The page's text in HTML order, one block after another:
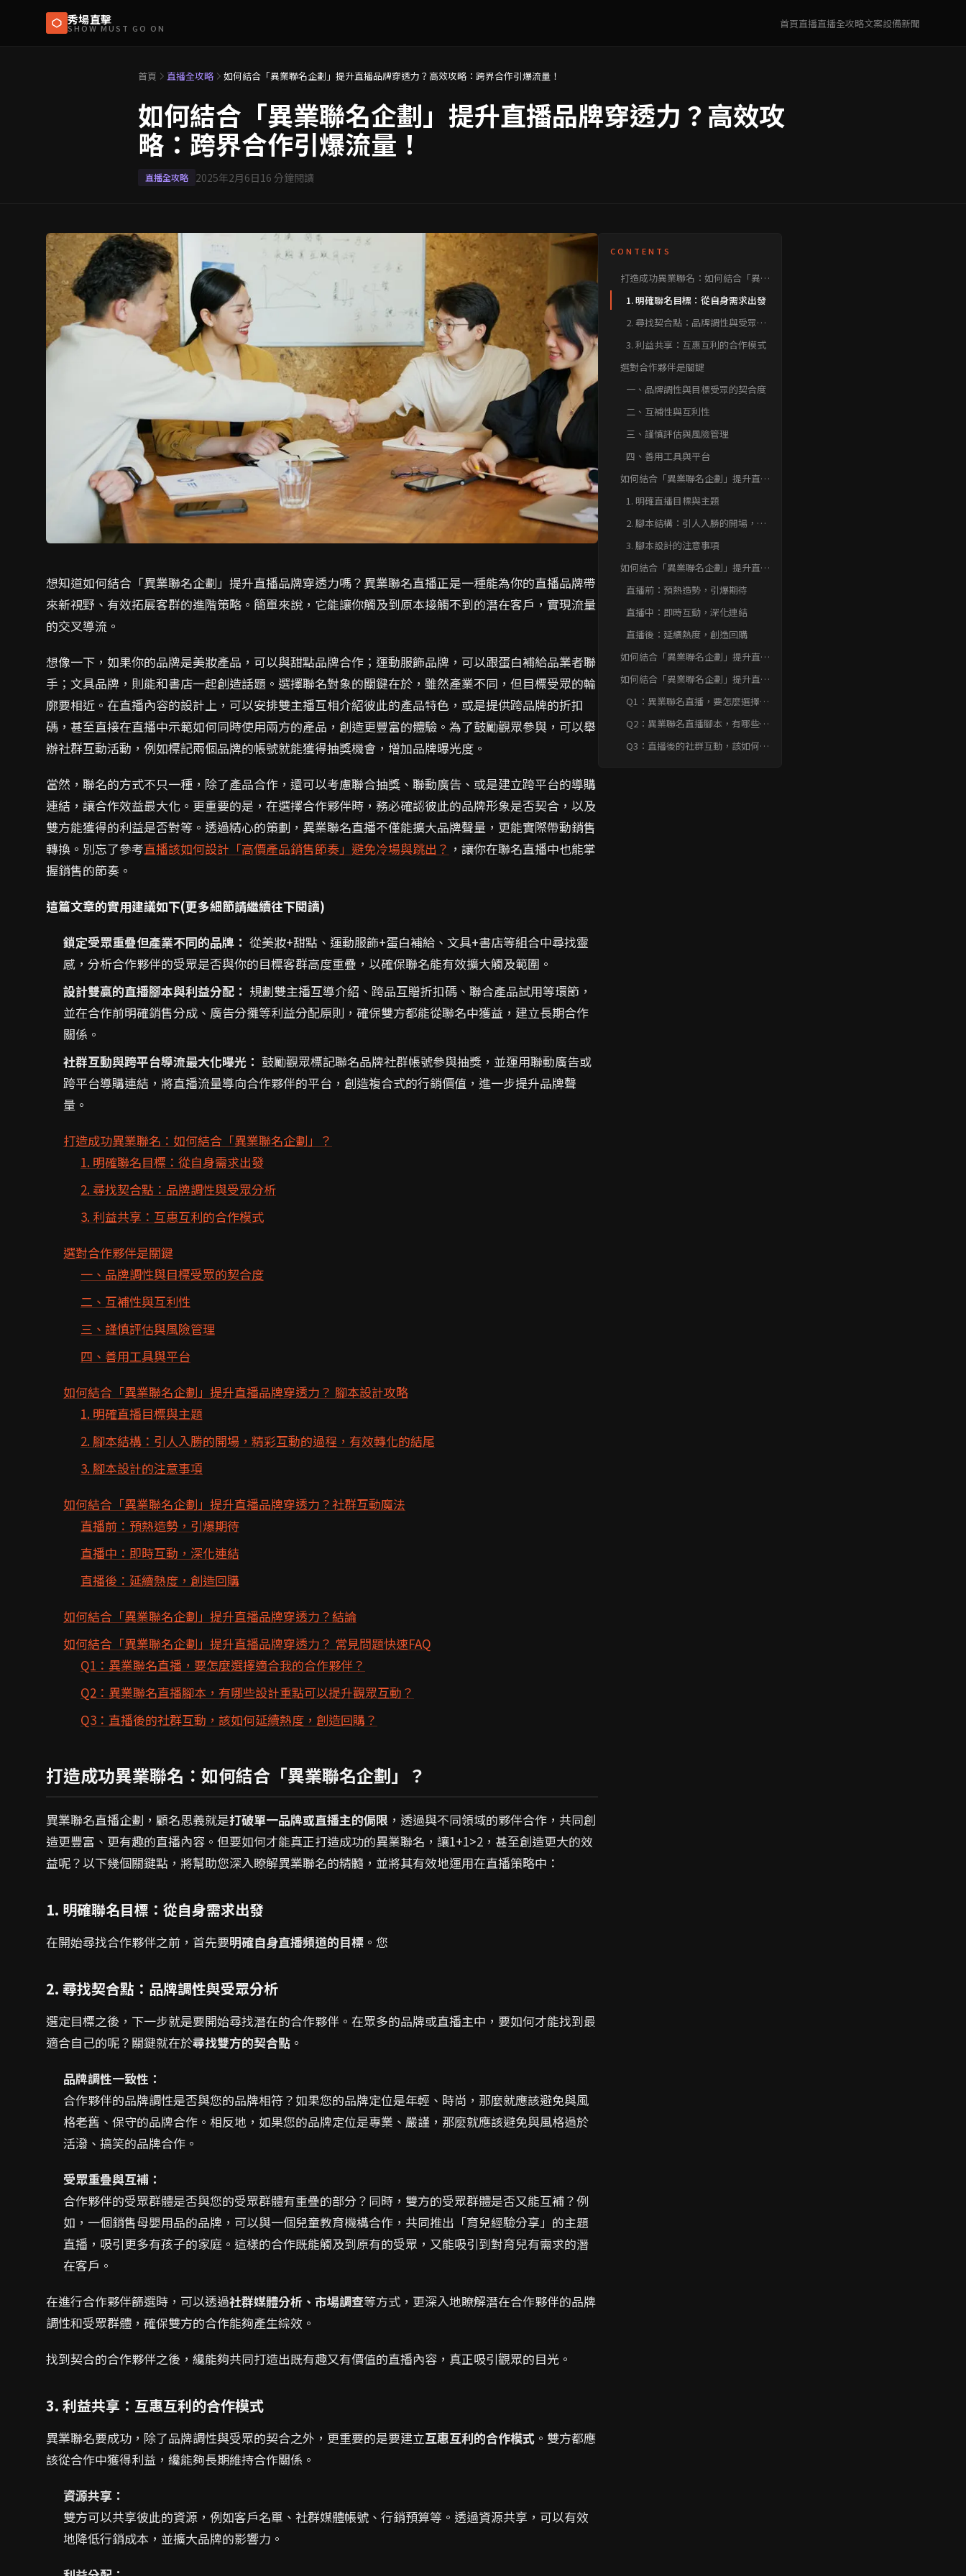
秀場直擊
SHOW MUST GO ON 首頁直播直播全攻略文案設備新聞
首頁 直播全攻略 如何結合「異業聯名企劃」提升直播品牌穿透力？高效攻略：跨界合作引爆流量！
如何結合「異業聯名企劃」提升直播品牌穿透力？高效攻
略：跨界合作引爆流量！
直播全攻略 2025年2月6日16 分鐘閱讀
想知道如何結合「異業聯名企劃」提升直播品牌穿透力嗎？異業聯名直播正是一種能為你的直播品牌帶
來新視野、有效拓展客群的進階策略。簡單來說，它能讓你觸及到原本接觸不到的潛在客戶，實現流量
的交叉導流。
想像一下，如果你的品牌是美妝產品，可以與甜點品牌合作；運動服飾品牌，可以跟蛋白補給品業者聯
手；文具品牌，則能和書店一起創造話題。選擇聯名對象的關鍵在於，雖然產業不同，但目標受眾的輪
廓要相近。在直播內容的設計上，可以安排雙主播互相介紹彼此的產品特色，或是提供跨品牌的折扣
碼，甚至直接在直播中示範如何同時使用兩方的產品，創造更豐富的體驗。為了鼓勵觀眾參與，可以舉
辦社群互動活動，例如標記兩個品牌的帳號就能獲得抽獎機會，增加品牌曝光度。
當然，聯名的方式不只一種，除了產品合作，還可以考慮聯合抽獎、聯動廣告、或是建立跨平台的導購
連結，讓合作效益最大化。更重要的是，在選擇合作夥伴時，務必確認彼此的品牌形象是否契合，以及
雙方能獲得的利益是否對等。透過精心的策劃，異業聯名直播不僅能擴大品牌聲量，更能實際帶動銷售
轉換。別忘了參考直播該如何設計「高價產品銷售節奏」避免冷場與跳出？ ，讓你在聯名直播中也能掌
握銷售的節奏。
這篇文章的實用建議如下(更多細節請繼續往下閱讀)
鎖定受眾重疊但產業不同的品牌： 從美妝+甜點、運動服飾+蛋白補給、文具+書店等組合中尋找靈
感，分析合作夥伴的受眾是否與你的目標客群高度重疊，以確保聯名能有效擴大觸及範圍。
設計雙贏的直播腳本與利益分配： 規劃雙主播互導介紹、跨品互贈折扣碼、聯合產品試用等環節，
並在合作前明確銷售分成、廣告分攤等利益分配原則，確保雙方都能從聯名中獲益，建立長期合作
關係。
社群互動與跨平台導流最大化曝光： 鼓勵觀眾標記聯名品牌社群帳號參與抽獎，並運用聯動廣告或
跨平台導購連結，將直播流量導向合作夥伴的平台，創造複合式的行銷價值，進一步提升品牌聲
量。
打造成功異業聯名：如何結合「異業聯名企劃」？
1. 明確聯名目標：從自身需求出發
2. 尋找契合點：品牌調性與受眾分析
3. 利益共享：互惠互利的合作模式
選對合作夥伴是關鍵
一、品牌調性與目標受眾的契合度
二、互補性與互利性
三、謹慎評估與風險管理
四、善用工具與平台
如何結合「異業聯名企劃」提升直播品牌穿透力？ 腳本設計攻略
1. 明確直播目標與主題
2. 腳本結構：引人入勝的開場，精彩互動的過程，有效轉化的結尾
3. 腳本設計的注意事項
如何結合「異業聯名企劃」提升直播品牌穿透力？社群互動魔法
直播前：預熱造勢，引爆期待
直播中：即時互動，深化連結
直播後：延續熱度，創造回購
如何結合「異業聯名企劃」提升直播品牌穿透力？結論
如何結合「異業聯名企劃」提升直播品牌穿透力？ 常見問題快速FAQ
Q1：異業聯名直播，要怎麼選擇適合我的合作夥伴？
Q2：異業聯名直播腳本，有哪些設計重點可以提升觀眾互動？
Q3：直播後的社群互動，該如何延續熱度，創造回購？
打造成功異業聯名：如何結合「異業聯名企劃」？
異業聯名直播企劃，顧名思義就是打破單一品牌或直播主的侷限 ，透過與不同領域的夥伴合作，共同創
造更豐富、更有趣的直播內容。但要如何才能真正打造成功的異業聯名，讓1+1>2，甚至創造更大的效
益呢？以下幾個關鍵點，將幫助您深入瞭解異業聯名的精髓，並將其有效地運用在直播策略中：
1. 明確聯名目標：從自身需求出發
在開始尋找合作夥伴之前，首先要明確自身直播頻道的目標 。您
2. 尋找契合點：品牌調性與受眾分析
選定目標之後，下一步就是要開始尋找潛在的合作夥伴。在眾多的品牌或直播主中，要如何才能找到最
適合自己的呢？關鍵就在於尋找雙方的契合點 。
品牌調性一致性：
合作夥伴的品牌調性是否與您的品牌相符？如果您的品牌定位是年輕、時尚，那麼就應該避免與風
格老舊、保守的品牌合作。相反地，如果您的品牌定位是專業、嚴謹，那麼就應該避免與風格過於
活潑、搞笑的品牌合作。
受眾重疊與互補：
合作夥伴的受眾群體是否與您的受眾群體有重疊的部分？同時，雙方的受眾群體是否又能互補？例
如，一個銷售母嬰用品的品牌，可以與一個兒童教育機構合作，共同推出「育兒經驗分享」的主題
直播，吸引更多有孩子的家庭。這樣的合作既能觸及到原有的受眾，又能吸引到對育兒有需求的潛
在客戶。
在進行合作夥伴篩選時，可以透過社群媒體分析、市場調查等方式，更深入地瞭解潛在合作夥伴的品牌
調性和受眾群體，確保雙方的合作能夠產生綜效。
找到契合的合作夥伴之後，纔能夠共同打造出既有趣又有價值的直播內容，真正吸引觀眾的目光。
3. 利益共享：互惠互利的合作模式
異業聯名要成功，除了品牌調性與受眾的契合之外，更重要的是要建立互惠互利的合作模式 。雙方都應
該從合作中獲得利益，纔能夠長期維持合作關係。
資源共享：
雙方可以共享彼此的資源，例如客戶名單、社群媒體帳號、行銷預算等。透過資源共享，可以有效
地降低行銷成本，並擴大品牌的影響力。
CONTENTS
打造成功異業聯名：如何結合「異業
1. 明確聯名目標：從自身需求出發
2. 尋找契合點：品牌調性與受眾分
3. 利益共享：互惠互利的合作模式
選對合作夥伴是關鍵
一、品牌調性與目標受眾的契合度
二、互補性與互利性
三、謹慎評估與風險管理
四、善用工具與平台
如何結合「異業聯名企劃」提升直播
1. 明確直播目標與主題
2. 腳本結構：引人入勝的開場，精
3. 腳本設計的注意事項
如何結合「異業聯名企劃」提升直播
直播前：預熱造勢，引爆期待
直播中：即時互動，深化連結
直播後：延續熱度，創造回購
如何結合「異業聯名企劃」提升直播
如何結合「異業聯名企劃」提升直播
Q1：異業聯名直播，要怎麼選擇適
Q2：異業聯名直播腳本，有哪些設
Q3：直播後的社群互動，該如何延